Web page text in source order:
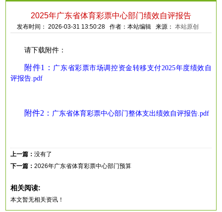
2025年广东省体育彩票中心部门绩效自评报告
发布时间： 2026-03-31 13:50:28 作者：本站编辑 来源：本站原创
请下载附件：
附件1： 广东省彩票市场调控资金转移支付2025年度绩效自
评报告.pdf
附件2 ： 广东省体育彩票中心部门整体支出绩效自评报告.pdf
上一篇：没有了
下一篇：2026年广东省体育彩票中心部门预算
相关阅读:
本文暂无相关资讯！